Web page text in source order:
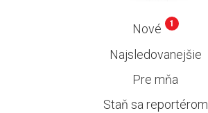
Nové 1
Najsledovanejšie
Pre mňa
Staň sa reportérom